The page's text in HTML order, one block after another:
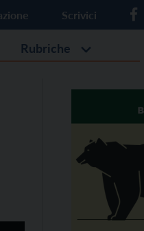
Scrivici
Rubriche